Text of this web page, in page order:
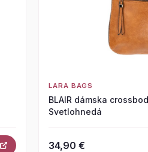
LARA BAGS
BLAIR dámska
Svetlohnedá
34,90 €